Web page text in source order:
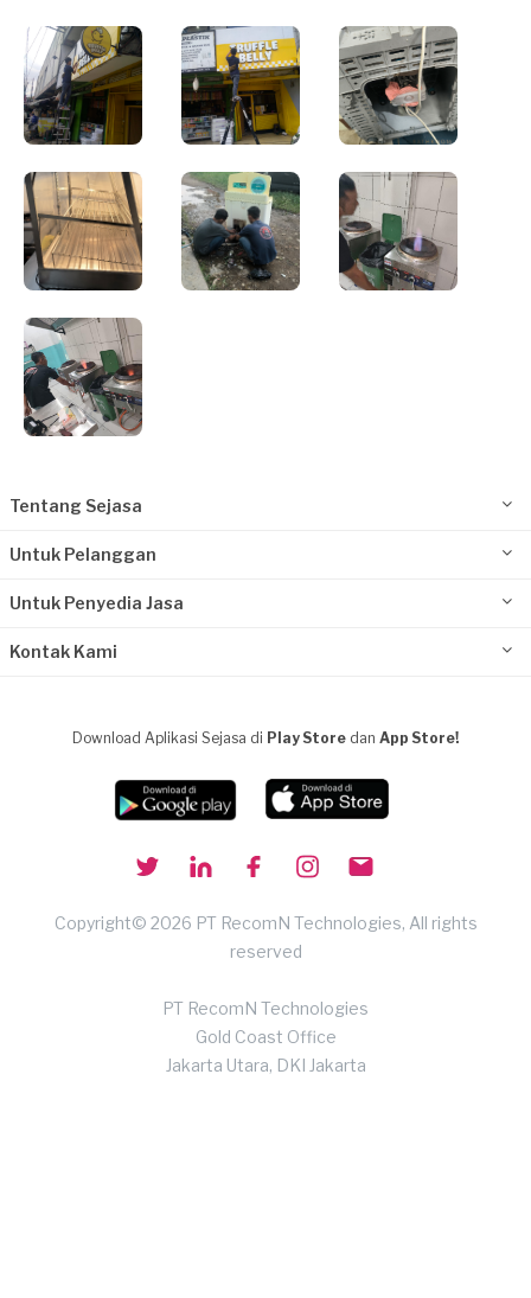
Tentang Sejasa
Untuk Pelanggan
Untuk Penyedia Jasa
Kontak Kami
Download Aplikasi Sejasa di Play Store dan App Store!
Copyright© 2026 PT RecomN Technologies, All rights
reserved
PT RecomN Technologies
Gold Coast Office
Jakarta Utara, DKI Jakarta